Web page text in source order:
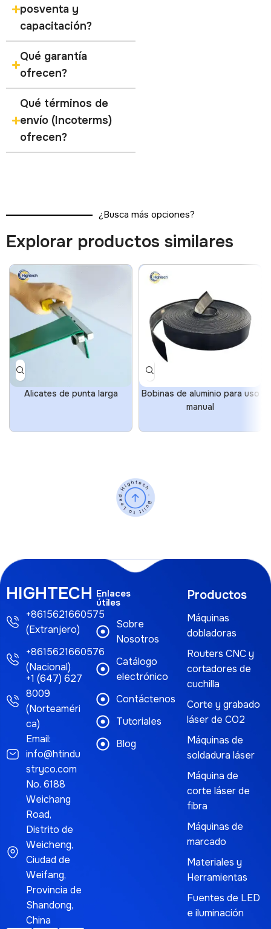
posventa y
capacitación?
Qué garantía
ofrecen?
Qué términos de
envío (Incoterms)
ofrecen?
¿Busca más opciones?
Explorar productos similares
Alicates de punta larga
Bobinas de aluminio para uso
manual
HIGHTECH
+8615621660575
(Extranjero)
+8615621660576
(Nacional)
+1 (647) 627
8009
(Norteaméri
ca)
Email:
info@htindu
stryco.com
No. 6188
Weichang
Road,
Distrito de
Weicheng,
Ciudad de
Weifang,
Provincia de
Shandong,
China
Enlaces
útiles
Sobre
Nosotros
Catálogo
electrónico
Contáctenos
Tutoriales
Blog
Productos
Máquinas
dobladoras
Routers CNC y
cortadores de
cuchilla
Corte y grabado
láser de CO2
Máquinas de
soldadura láser
Máquina de
corte láser de
fibra
Máquinas de
marcado
Materiales y
Herramientas
Fuentes de LED
e iluminación